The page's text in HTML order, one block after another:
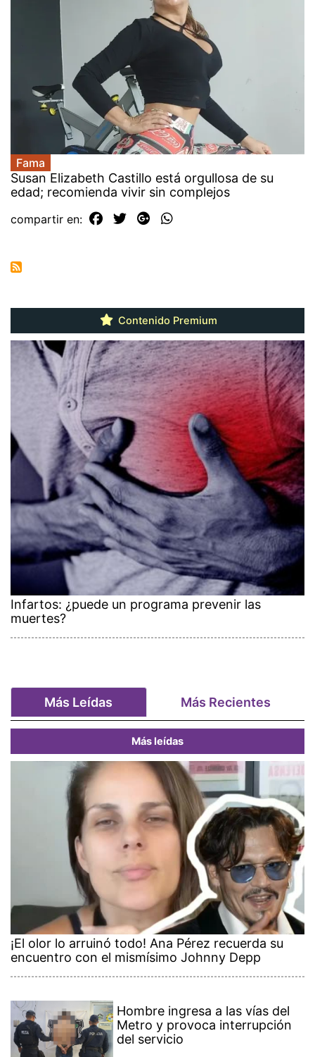
Fama
Susan Elizabeth Castillo está orgullosa de su
edad; recomienda vivir sin complejos
compartir en:
Contenido Premium
Infartos: ¿puede un programa prevenir las
muertes?
Más Leídas Más Recientes
Más leídas
¡El olor lo arruinó todo! Ana Pérez recuerda su
encuentro con el mismísimo Johnny Depp
Hombre ingresa a las vías del
Metro y provoca interrupción
del servicio